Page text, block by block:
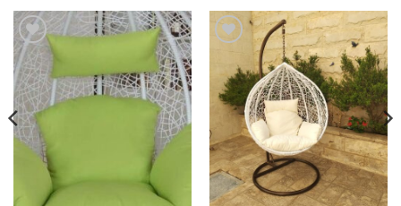
לרשימת
המשאלות
הוסף
לרשימת
המשאלות